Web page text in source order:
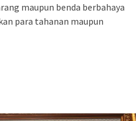
maupun benda berbahaya
para tahanan maupun